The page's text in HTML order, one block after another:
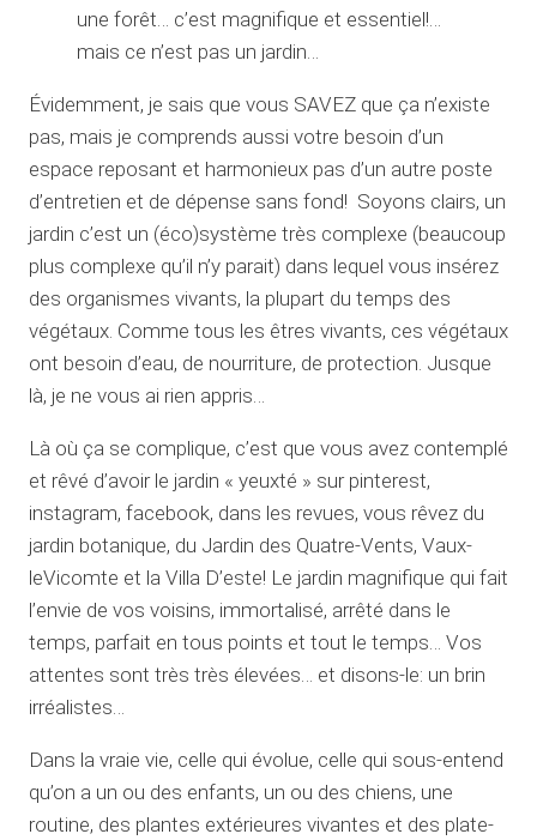
une forêt… c’est magnifique et essentiel!…
mais ce n’est pas un jardin…
Évidemment, je sais que vous SAVEZ que ça n’existe
pas, mais je comprends aussi votre besoin d’un
espace reposant et harmonieux pas d’un autre poste
d’entretien et de dépense sans fond! Soyons clairs, un
jardin c’est un (éco)système très complexe (beaucoup
plus complexe qu’il n’y parait) dans lequel vous insérez
des organismes vivants, la plupart du temps des
végétaux. Comme tous les êtres vivants, ces végétaux
ont besoin d’eau, de nourriture, de protection. Jusque
là, je ne vous ai rien appris…
Là où ça se complique, c’est que vous avez contemplé
et rêvé d’avoir le jardin « yeuxté » sur pinterest,
instagram, facebook, dans les revues, vous rêvez du
jardin botanique, du Jardin des Quatre-Vents, Vaux-
leVicomte et la Villa D’este! Le jardin magnifique qui fait
l’envie de vos voisins, immortalisé, arrêté dans le
temps, parfait en tous points et tout le temps… Vos
attentes sont très très élevées… et disons-le: un brin
irréalistes…
Dans la vraie vie, celle qui évolue, celle qui sous-entend
qu’on a un ou des enfants, un ou des chiens, une
routine, des plantes extérieures vivantes et des plate-